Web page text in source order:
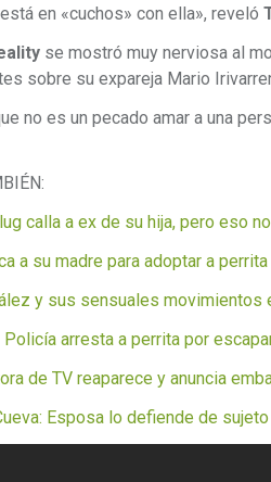
en «cuchos» con ella», reveló
se mostró muy nerviosa al
sobre su expareja Mario
no es un pecado amar a una
calla a ex de su hija, pero eso
a su madre para adoptar a
y sus sensuales movimientos
Policía arresta a perrita por
de TV reaparece y anuncia
Esposa lo defiende de